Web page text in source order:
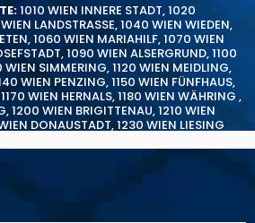
1010 WIEN INNERE STADT,1020
LANDSTRASSE,1040 WIEN WIEDEN,
,1060 WIEN MARIAHILF,1070 WIEN
,1090 WIEN ALSERGRUND,1100
WIEN SIMMERING,1120 WIEN MEIDLING,
WIEN PENZING,1150 WIEN FÜNFHAUS,
1170 WIEN HERNALS,1180 WIEN WÄHRING ,
,1200 WIEN BRIGITTENAU,1210 WIEN
DONAUSTADT,1230 WIEN LIESING